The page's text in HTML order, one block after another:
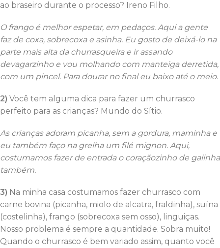
ao braseiro durante o processo? Ireno Filho.
O frango é melhor espetar, em pedaços. Aqui a gente
faz de coxa, sobrecoxa e asinha. Eu gosto de deixá-lo na
parte mais alta da churrasqueira e ir assando
devagarzinho e vou molhando com manteiga derretida,
com um pincel. Para dourar no final eu baixo até o meio.
2) Você tem alguma dica para fazer um churrasco
perfeito para as crianças? Mundo do Sítio.
As crianças adoram picanha, sem a gordura, maminha e
eu também faço na grelha um filé mignon. Aqui,
costumamos fazer de entrada o coraçãozinho de galinha
também.
3) Na minha casa costumamos fazer churrasco com
carne bovina (picanha, miolo de alcatra, fraldinha), suína
(costelinha), frango (sobrecoxa sem osso), linguiças.
Nosso problema é sempre a quantidade. Sobra muito!
Quando o churrasco é bem variado assim, quanto você